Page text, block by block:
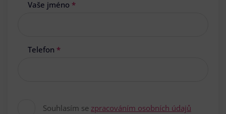
Vaše jméno *
Telefon *
Souhlasím se zpracováním osobních údajů